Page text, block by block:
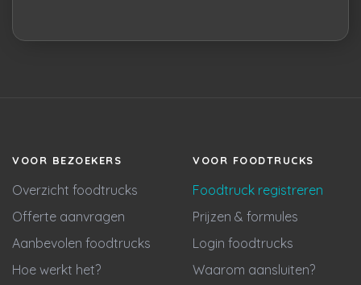
VOOR BEZOEKERS
Overzicht foodtrucks
Offerte aanvragen
Aanbevolen foodtrucks
Hoe werkt het?
VOOR FOODTRUCKS
Foodtruck registreren
Prijzen & formules
Login foodtrucks
Waarom aansluiten?